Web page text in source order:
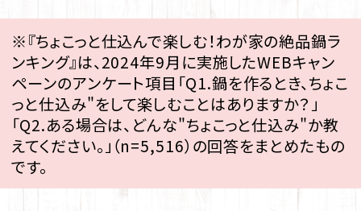
※『ちょこっと仕込んで楽しむ！わが家の絶品鍋ラ
ンキング』は、2024年9月に実施したWEBキャン
ペーンのアンケート項目「Q1.鍋を作るとき、ちょこ
っと仕込み"をして楽しむことはありますか？」
「Q2.ある場合は、どんな"ちょこっと仕込み"か教
えてください。」（n=5,516）の回答をまとめたもの
です。